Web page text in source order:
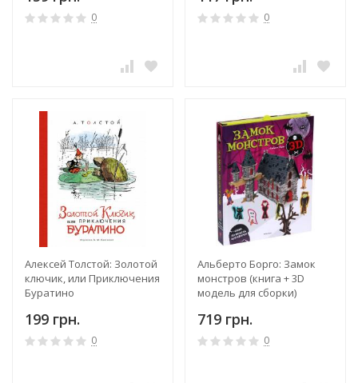
0 0
Алексей Толстой: Золотой
ключик, или Приключения
Буратино
199 грн.
0
Альберто Борго: Замок
монстров (книга + 3D
модель для сборки)
719 грн.
0